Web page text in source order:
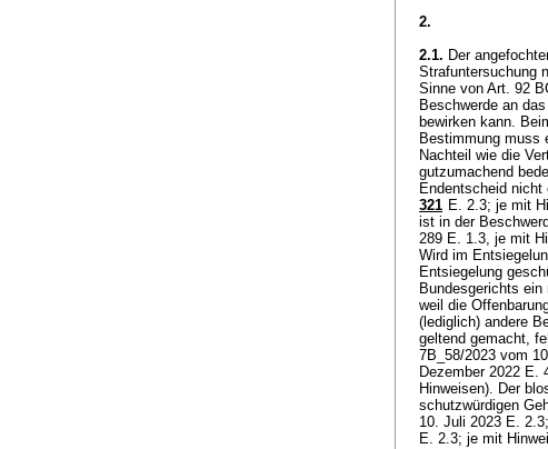
2.
2.1. Der
Strafuntersuchung
Sinne von Art. 92
Beschwerde an
bewirken kann.
Bestimmung muss
Nachteil wie die
gutzumachend
Endentscheid
321 E. 2.3; je mit
ist in der
289 E. 1.3, je mit
Wird im
Entsiegelung
Bundesgerichts
weil die
(lediglich) andere
geltend gemacht,
7B_58/2023 vom
Dezember 2022 E.
Hinweisen). Der
schutzwürdigen
10. Juli 2023 E.
E. 2.3; je mit